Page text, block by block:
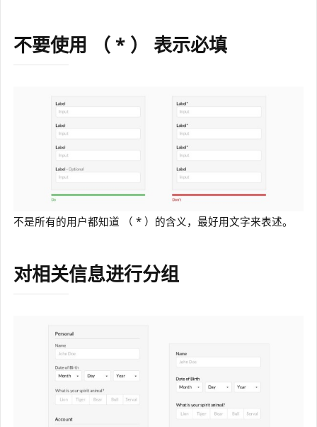
不要使用 （ * ） 表示必填
不是所有的用户都知道 （ * ）的含义，最好用文字来表述。
对相关信息进行分组